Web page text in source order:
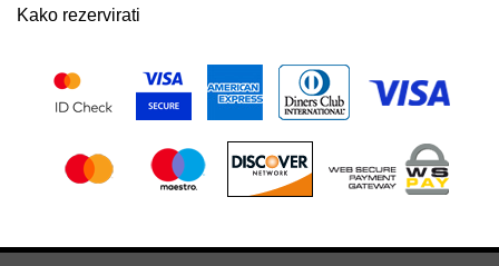
Kako rezervirati